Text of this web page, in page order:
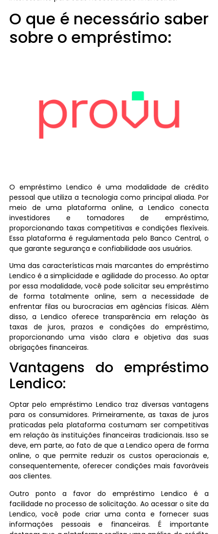
O que é necessário saber
sobre o empréstimo:
O empréstimo Lendico é uma modalidade de crédito
pessoal que utiliza a tecnologia como principal aliada. Por
meio de uma plataforma online, a Lendico conecta
investidores e tomadores de empréstimo,
proporcionando taxas competitivas e condições flexíveis.
Essa plataforma é regulamentada pelo Banco Central, o
que garante segurança e confiabilidade aos usuários.
Uma das características mais marcantes do empréstimo
Lendico é a simplicidade e agilidade do processo. Ao optar
por essa modalidade, você pode solicitar seu empréstimo
de forma totalmente online, sem a necessidade de
enfrentar filas ou burocracias em agências físicas. Além
disso, a Lendico oferece transparência em relação às
taxas de juros, prazos e condições do empréstimo,
proporcionando uma visão clara e objetiva das suas
obrigações financeiras.
Vantagens do empréstimo
Lendico:
Optar pelo empréstimo Lendico traz diversas vantagens
para os consumidores. Primeiramente, as taxas de juros
praticadas pela plataforma costumam ser competitivas
em relação às instituições financeiras tradicionais. Isso se
deve, em parte, ao fato de que a Lendico opera de forma
online, o que permite reduzir os custos operacionais e,
consequentemente, oferecer condições mais favoráveis
aos clientes.
Outro ponto a favor do empréstimo Lendico é a
facilidade no processo de solicitação. Ao acessar o site da
Lendico, você pode criar uma conta e fornecer suas
informações pessoais e financeiras. É importante